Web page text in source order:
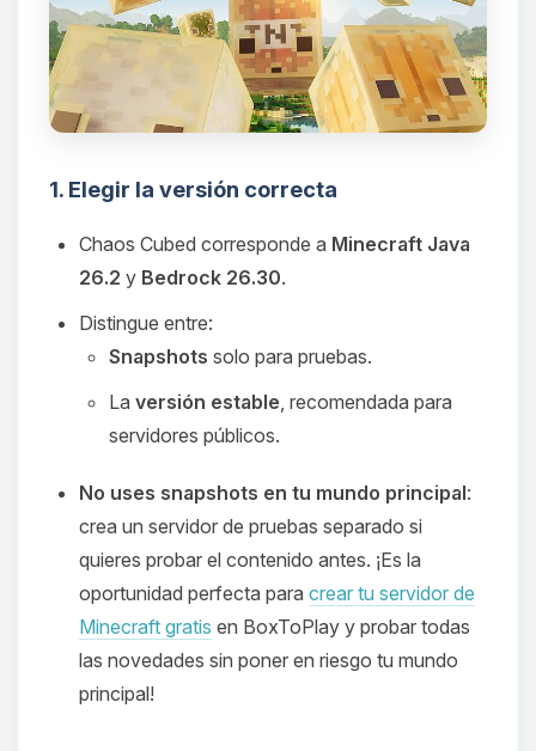
1. Elegir la versión correcta
Chaos Cubed corresponde a Minecraft Java
26.2 y Bedrock 26.30.
Distingue entre:
Snapshots solo para pruebas.
La versión estable , recomendada para
servidores públicos.
No uses snapshots en tu mundo principal:
crea un servidor de pruebas separado si
quieres probar el contenido antes. ¡Es la
oportunidad perfecta para crear tu servidor de
Minecraft gratis en BoxToPlay y probar todas
las novedades sin poner en riesgo tu mundo
principal!